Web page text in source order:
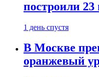
построили
1 день спустя
В Москве
оранжевый